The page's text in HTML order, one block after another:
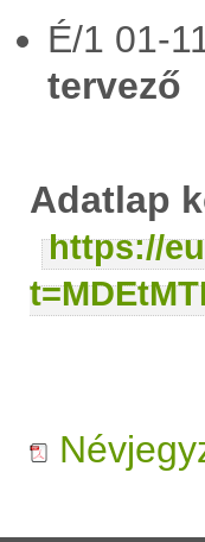
É/1 01-
tervező
Adatlap
https://